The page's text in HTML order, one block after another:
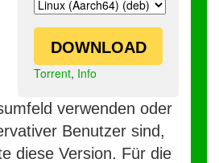
DOWNLOAD
Torrent, Info
verwenden oder
Benutzer sind,
diese Version. Für die